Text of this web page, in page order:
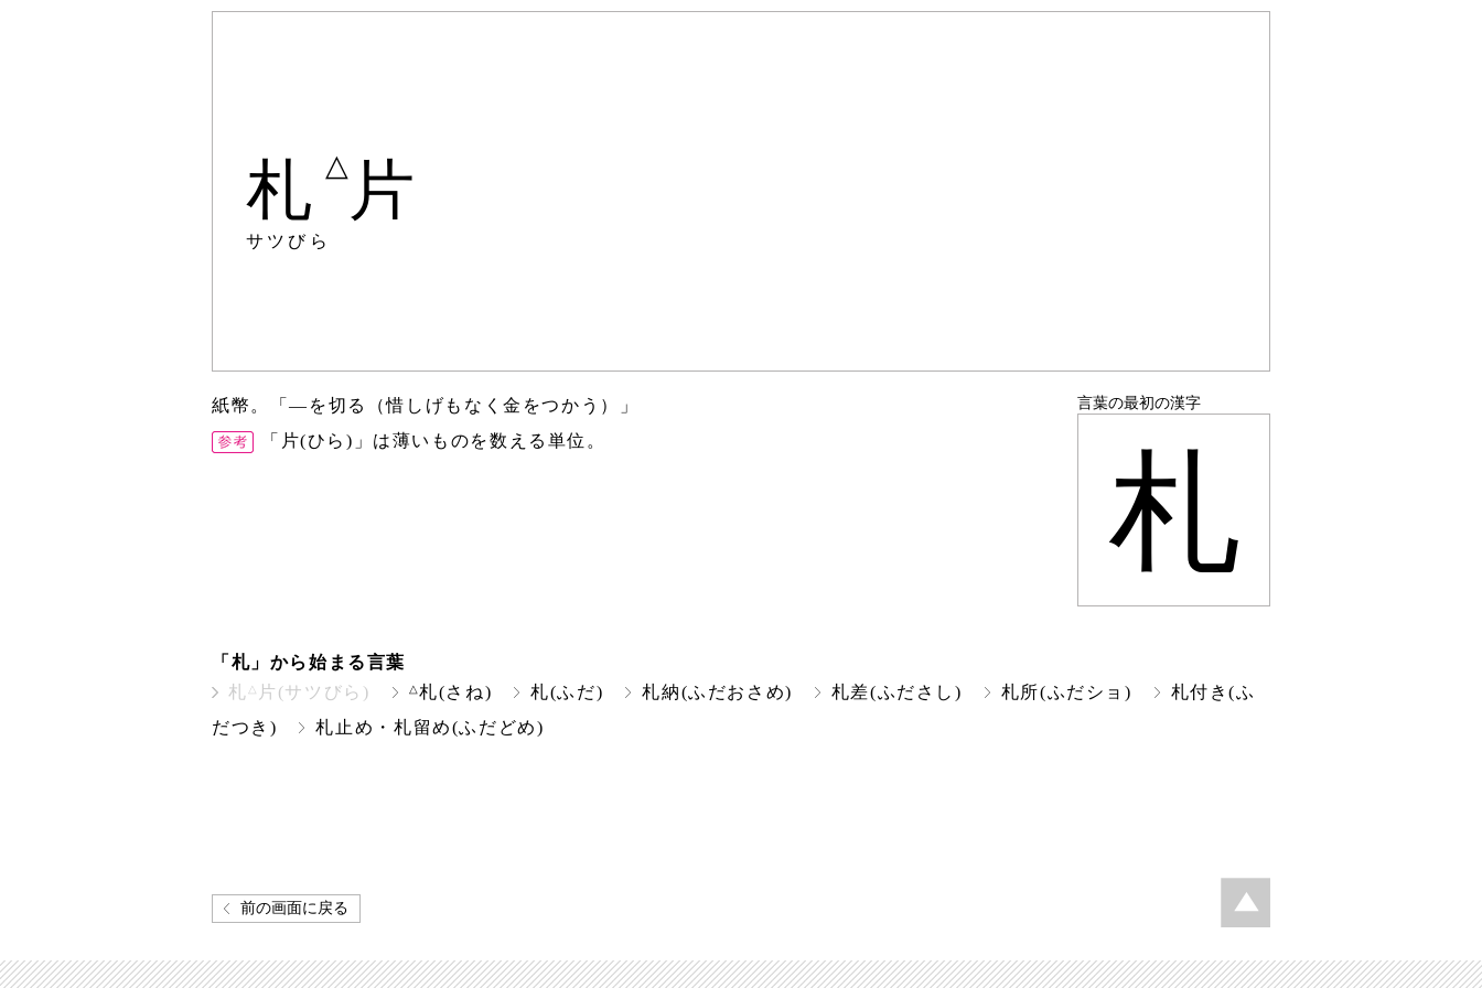
札 △片
サツびら
紙幣。「―を切る（惜しげもなく金をつかう）」
「片(ひら)」は薄いものを数える単位。
言葉の最初の漢字
札
「札」から始まる言葉
札 △ 片(サツびら) △札(さね) 札(ふだ) 札納(ふだおさめ) 札差(ふださし) 札所(ふだショ)
札付き(ふ
だつき)
札止め・札留め(ふだどめ)
前の画面に戻る